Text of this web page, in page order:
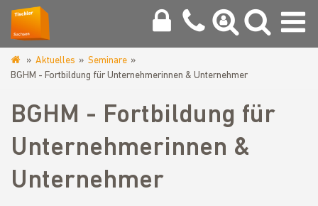
www.tischlerinnung-
Aktuelles
Seminare
BGHM - Fortbildung für Unternehmerinnen & Unternehmer
BGHM - Fortbildung für
Unternehmerinnen &
Unternehmer